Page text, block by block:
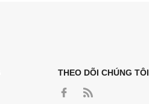
THEO DÕI CHÚNG TÔI